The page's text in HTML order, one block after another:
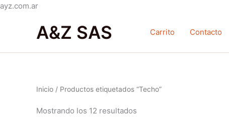
ayz.com.arIr
contenido
A&Z SAS Carrito Contacto
Inicio / Productos etiquetados “Techo”
Mostrando los 12 resultados
popularidad